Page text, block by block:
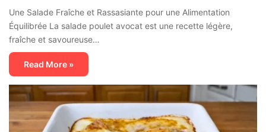
Une Salade Fraîche et Rassasiante pour une Alimentation
Équilibrée La salade poulet avocat est une recette légère,
fraîche et savoureuse…
Read More »